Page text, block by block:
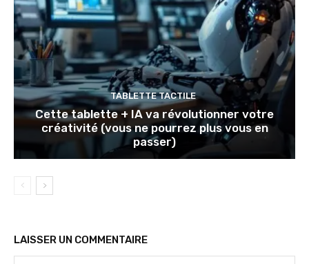
TABLETTE TACTILE
Cette tablette + IA va révolutionner votre
créativité (vous ne pourrez plus vous en
passer)
LAISSER UN COMMENTAIRE